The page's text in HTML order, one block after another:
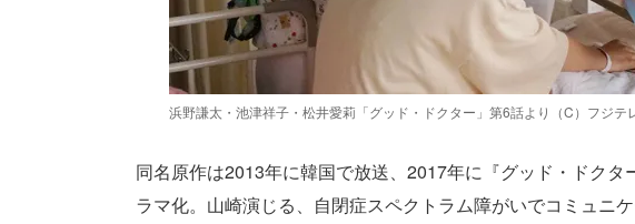
浜野謙太・池津祥子・松井愛莉「グッド・ドクター」第6話より（C）フジテ
同名原作は2013年に韓国で放送、2017年に『グッド・ドク
ラマ化。山崎演じる、自閉症スペクトラム障がいでコミュニ